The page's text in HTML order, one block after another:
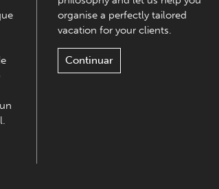
organise a perfectly tailored
vacation for your clients.
Continuar